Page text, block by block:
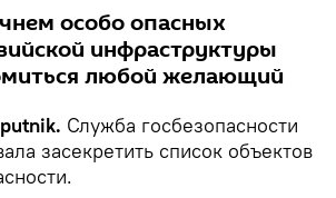
особо опасных
инфраструктуры
любой желающий
Служба госбезопасности
засекретить список объектов